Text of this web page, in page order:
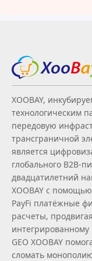
XOOBAY,
технологическим
передовую
трансграничной
является
глобального
двадцатилетний
XOOBAY с
PayFi платёжные
расчеты,
GEO XOOBAY
сломать